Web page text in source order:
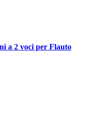
a 2 voci per Flauto